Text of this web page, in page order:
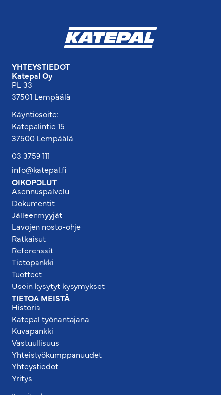
YHTEYSTIEDOT
Katepal Oy
PL 33
37501 Lempäälä
Käyntiosoite:
Katepalintie 15
37500 Lempäälä
03 3759 111
info@katepal.fi
OIKOPOLUT
Asennuspalvelu
Dokumentit
Jälleenmyyjät
Lavojen nosto-ohje
Ratkaisut
Referenssit
Tietopankki
Tuotteet
Usein kysytyt kysymykset
TIETOA MEISTÄ
Historia
Katepal työnantajana
Kuvapankki
Vastuullisuus
Yhteistyökumppanuudet
Yhteystiedot
Yritys